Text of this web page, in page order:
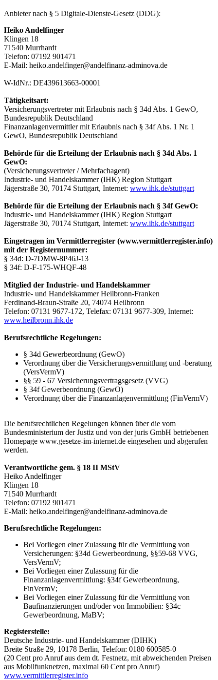
Anbieter nach § 5 Digitale-Dienste-Gesetz (DDG):
Heiko Andelfinger
Klingen 18
71540 Murrhardt
Telefon: 07192 901471
E-Mail: heiko.andelfinger@andelfinanz-adminova.de
W-IdNr.: DE439613663-00001
Tätigkeitsart:
Versicherungsvertreter mit Erlaubnis nach § 34d Abs. 1 GewO,
Bundesrepublik Deutschland
Finanzanlagenvermittler mit Erlaubnis nach § 34f Abs. 1 Nr. 1
GewO, Bundesrepublik Deutschland
Behörde für die Erteilung der Erlaubnis nach § 34d Abs. 1
GewO:
(Versicherungsvertreter / Mehrfachagent)
Industrie- und Handelskammer (IHK) Region Stuttgart
Jägerstraße 30, 70174 Stuttgart, Internet: www.ihk.de/stuttgart
Behörde für die Erteilung der Erlaubnis nach § 34f GewO:
Industrie- und Handelskammer (IHK) Region Stuttgart
Jägerstraße 30, 70174 Stuttgart, Internet: www.ihk.de/stuttgart
Eingetragen im Vermittlerregister (www.vermittlerregister.info)
mit der Registernummer:
§ 34d: D-7DMW-8P46J-13
§ 34f: D-F-175-WHQF-48
Mitglied der Industrie- und Handelskammer
Industrie- und Handelskammer Heilbronn-Franken
Ferdinand-Braun-Straße 20, 74074 Heilbronn
Telefon: 07131 9677-172, Telefax: 07131 9677-309, Internet:
www.heilbronn.ihk.de
Berufsrechtliche Regelungen:
§ 34d Gewerbeordnung (GewO)
Verordnung über die Versicherungsvermittlung und -beratung
(VersVermV)
§§ 59 - 67 Versicherungsvertragsgesetz (VVG)
§ 34f Gewerbeordnung (GewO)
Verordnung über die Finanzanlagenvermittlung (FinVermV)
Die berufsrechtlichen Regelungen können über die vom
Bundesministerium der Justiz und von der juris GmbH betriebenen
Homepage www.gesetze-im-internet.de eingesehen und abgerufen
werden.
Verantwortliche gem. § 18 II MStV
Heiko Andelfinger
Klingen 18
71540 Murrhardt
Telefon: 07192 901471
E-Mail: heiko.andelfinger@andelfinanz-adminova.de
Berufsrechtliche Regelungen:
Bei Vorliegen einer Zulassung für die Vermittlung von
Versicherungen: §34d Gewerbeordnung, §§59-68 VVG,
VersVermV;
Bei Vorliegen einer Zulassung für die
Finanzanlagenvermittlung: §34f Gewerbeordnung,
FinVermV;
Bei Vorliegen einer Zulassung für die Vermittlung von
Baufinanzierungen und/oder von Immobilien: §34c
Gewerbeordnung, MaBV;
Registerstelle:
Deutsche Industrie- und Handelskammer (DIHK)
Breite Straße 29, 10178 Berlin, Telefon: 0180 600585-0
(20 Cent pro Anruf aus dem dt. Festnetz, mit abweichenden Preisen
aus Mobilfunknetzen, maximal 60 Cent pro Anruf)
www.vermittlerregister.info